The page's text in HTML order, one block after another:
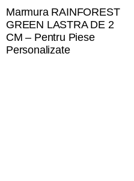
Marmura RAINFOREST
GREEN LASTRA DE 2
CM – Pentru Piese
Personalizate